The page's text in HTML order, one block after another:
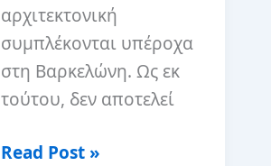
αρχιτεκτονική
συμπλέκονται υπέροχα
στη Βαρκελώνη. Ως εκ
τούτου, δεν αποτελεί
Τα
Read Post »